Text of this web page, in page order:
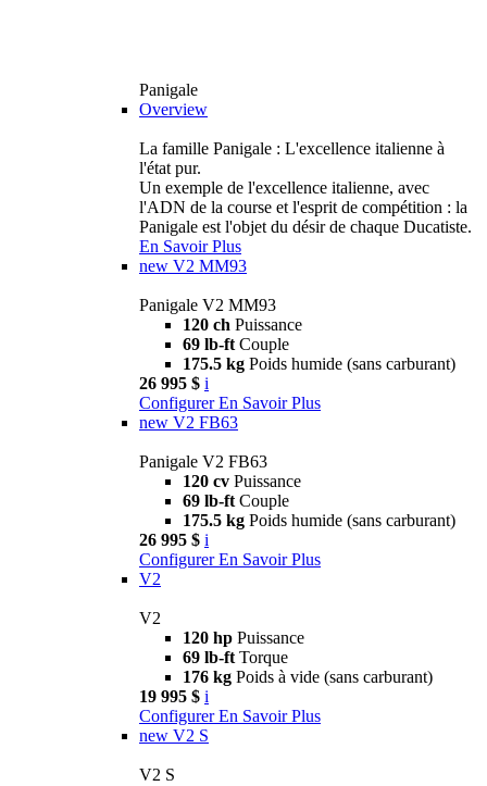
Panigale
Overview
La famille Panigale : L'excellence italienne à
l'état pur.
Un exemple de l'excellence italienne, avec
l'ADN de la course et l'esprit de compétition : la
Panigale est l'objet du désir de chaque Ducatiste.
En Savoir Plus
new V2 MM93
Panigale V2 MM93
120 ch Puissance
69 lb-ft Couple
175.5 kg Poids humide (sans carburant)
26 995 $ i
Configurer En Savoir Plus
new V2 FB63
Panigale V2 FB63
120 cv Puissance
69 lb-ft Couple
175.5 kg Poids humide (sans carburant)
26 995 $ i
Configurer En Savoir Plus
V2
V2
120 hp Puissance
69 lb-ft Torque
176 kg Poids à vide (sans carburant)
19 995 $ i
Configurer En Savoir Plus
new V2 S
V2 S